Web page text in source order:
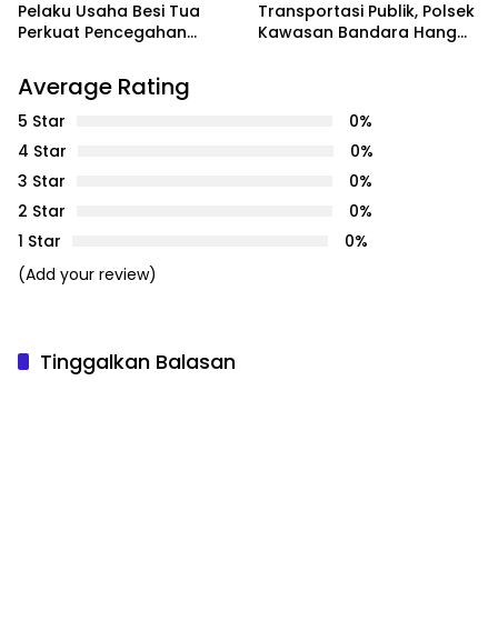
Pelaku Usaha Besi Tua
Perkuat Pencegahan
Transportasi Publik, Polsek
Kawasan Bandara Hang
Average Rating
5 Star
0%
4 Star
0%
3 Star
0%
2 Star
0%
1 Star
0%
(Add your review)
Tinggalkan Balasan